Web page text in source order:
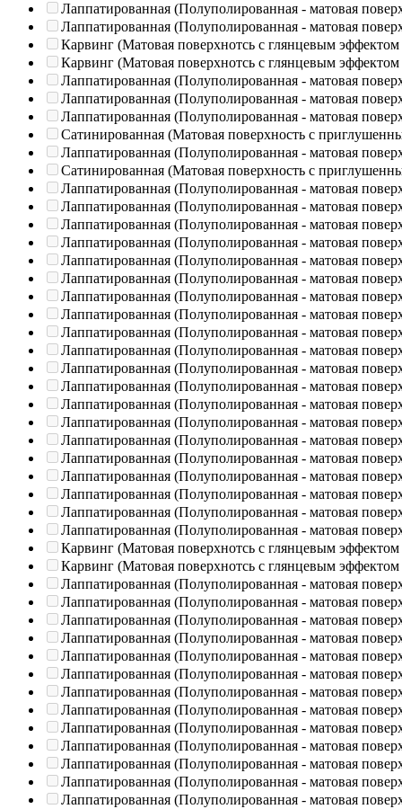
Лаппатированная (Полуполированная - матовая
Лаппатированная (Полуполированная - матовая
Карвинг (Матовая поверхнотсь с глянцевым эффектом
Карвинг (Матовая поверхнотсь с глянцевым эффектом
Лаппатированная (Полуполированная - матовая
Лаппатированная (Полуполированная - матовая
Лаппатированная (Полуполированная - матовая
Сатинированная (Матовая поверхность с
Лаппатированная (Полуполированная - матовая
Сатинированная (Матовая поверхность с
Лаппатированная (Полуполированная - матовая
Лаппатированная (Полуполированная - матовая
Лаппатированная (Полуполированная - матовая
Лаппатированная (Полуполированная - матовая
Лаппатированная (Полуполированная - матовая
Лаппатированная (Полуполированная - матовая
Лаппатированная (Полуполированная - матовая
Лаппатированная (Полуполированная - матовая
Лаппатированная (Полуполированная - матовая
Лаппатированная (Полуполированная - матовая
Лаппатированная (Полуполированная - матовая
Лаппатированная (Полуполированная - матовая
Лаппатированная (Полуполированная - матовая
Лаппатированная (Полуполированная - матовая
Лаппатированная (Полуполированная - матовая
Лаппатированная (Полуполированная - матовая
Лаппатированная (Полуполированная - матовая
Лаппатированная (Полуполированная - матовая
Лаппатированная (Полуполированная - матовая
Лаппатированная (Полуполированная - матовая
Карвинг (Матовая поверхнотсь с глянцевым эффектом
Карвинг (Матовая поверхнотсь с глянцевым эффектом
Лаппатированная (Полуполированная - матовая
Лаппатированная (Полуполированная - матовая
Лаппатированная (Полуполированная - матовая
Лаппатированная (Полуполированная - матовая
Лаппатированная (Полуполированная - матовая
Лаппатированная (Полуполированная - матовая
Лаппатированная (Полуполированная - матовая
Лаппатированная (Полуполированная - матовая
Лаппатированная (Полуполированная - матовая
Лаппатированная (Полуполированная - матовая
Лаппатированная (Полуполированная - матовая
Лаппатированная (Полуполированная - матовая
Лаппатированная (Полуполированная - матовая